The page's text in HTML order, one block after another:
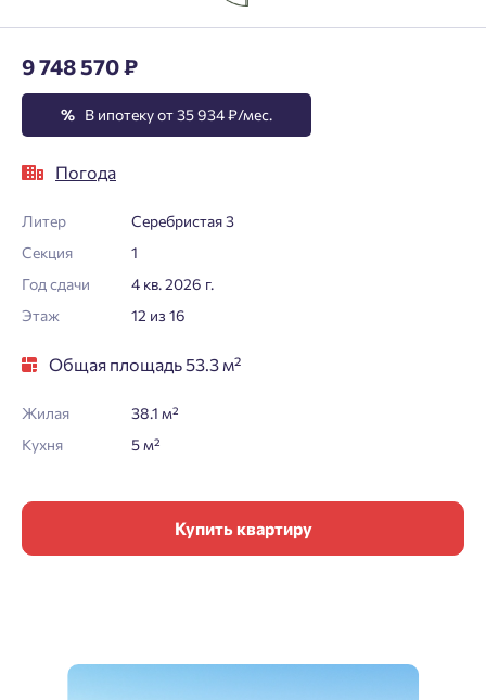
9 748 570 ₽
% В ипотеку от 35 934 ₽/мес.
Погода
Литер
Серебристая 3
Секция
1
Год сдачи
4 кв. 2026 г.
Этаж
12 из 16
Общая площадь 53.3 м²
Жилая
38.1 м²
Кухня
5 м²
Купить квартиру